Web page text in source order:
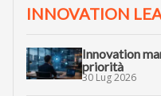
INNOVATION
Innovation
priorità
30 Lug 2026